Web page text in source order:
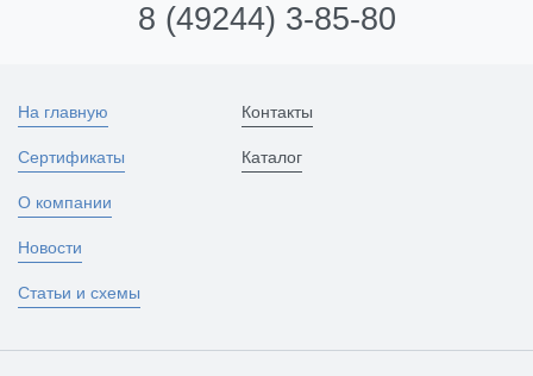
8 (49244) 3-85-80
На главную
Сертификаты
О компании
Новости
Статьи и схемы
Контакты
Каталог